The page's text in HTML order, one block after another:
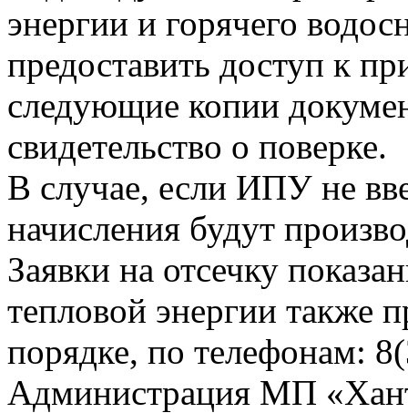
энергии и горячего
предоставить доступ к
следующие копии
свидетельство о поверке.
В случае, если ИПУ не
начисления будут
Заявки на отсечку
тепловой энергии также
порядке, по телефонам:
Администрация МП